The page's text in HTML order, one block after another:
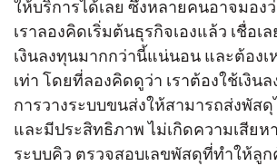
ให้บริการได้เลย ซึ่งหลายคนอาจมอง
เราลองคิดเริ่มต้นธุรกิจเองแล้ว เชื่อเ
เงินลงทุนมากกว่านี้แน่นอน และต้องเ
เท่า โดยที่ลองคิดดูว่า เราต้องใช้เงิน
การวางระบบขนส่งให้สามารถส่งพัสดุ
และมีประสิทธิภาพ ไม่เกิดความเสีย
ระบบคิว ตรวจสอบเลขพัสดุที่ทำให้ลูก